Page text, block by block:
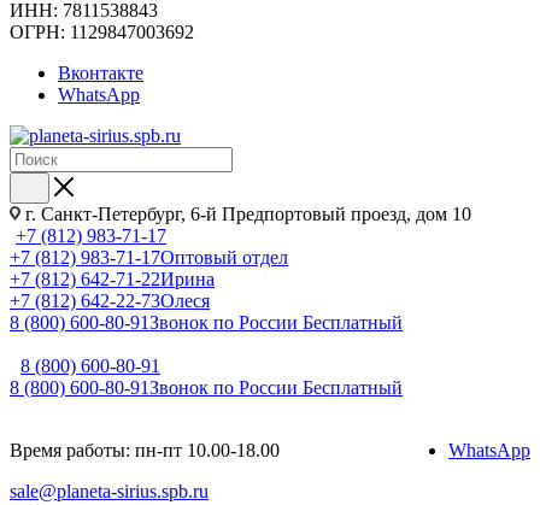
ИНН: 7811538843
ОГРН: 1129847003692
Вконтакте
WhatsApp
г. Санкт-Петербург, 6-й Предпортовый проезд, дом 10
+7 (812) 983-71-17
+7 (812) 983-71-17Оптовый отдел
+7 (812) 642-71-22Ирина
+7 (812) 642-22-73Олеся
8 (800) 600-80-91Звонок по России Бесплатный
8 (800) 600-80-91
8 (800) 600-80-91Звонок по России Бесплатный
Время работы: пн-пт 10.00-18.00
sale@planeta-sirius.spb.ru
WhatsApp